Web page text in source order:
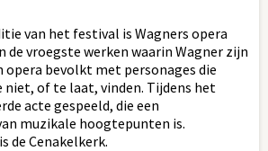
van het festival is Wagners opera
de vroegste werken waarin Wagner zijn
opera bevolkt met personages die
niet, of te laat, vinden. Tijdens het
acte gespeeld, die een
muzikale hoogtepunten is.
de Cenakelkerk.